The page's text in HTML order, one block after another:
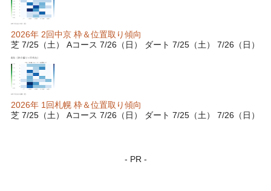
2026年 2回中京 枠＆位置取り傾向
芝 7/25（土） Aコース 7/26（日） ダート 7/25（土） 7/26（日）
2026年 1回札幌 枠＆位置取り傾向
芝 7/25（土） Aコース 7/26（日） ダート 7/25（土） 7/26（日）
- PR -